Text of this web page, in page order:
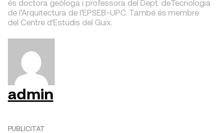
és doctora geòloga i professora del Dept. deTecnologia
de l’Arquitectura de l’EPSEB-UPC. També és membre
del Centre d’Estudis del Guix.
admin
PUBLICITAT